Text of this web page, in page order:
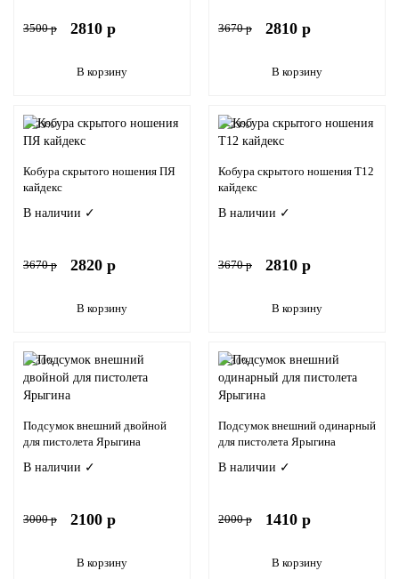
3500 р 2810 р
В корзину
3670 р 2810 р
В корзину
-23%
Кобура скрытого ношения ПЯ
кайдекс
В наличии ✓
3670 р 2820 р
В корзину
-23%
Кобура скрытого ношения Т12
кайдекс
В наличии ✓
3670 р 2810 р
В корзину
-30%
Подсумок внешний двойной
для пистолета Ярыгина
В наличии ✓
3000 р 2100 р
В корзину
-30%
Подсумок внешний одинарный
для пистолета Ярыгина
В наличии ✓
2000 р 1410 р
В корзину